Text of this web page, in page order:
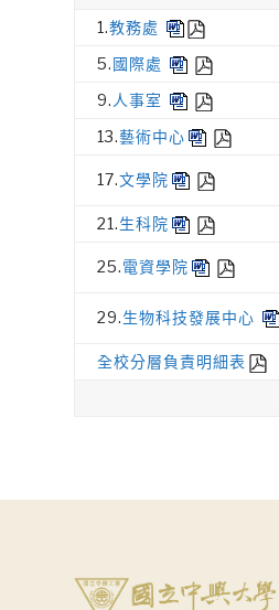
1.教務處
5.國際處
9. 人事室
13.藝術中心
17.文學院
21.生科院
25.電資學院
29.生物科技發展中心
全校分層負責明細表